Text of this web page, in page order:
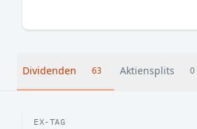
Dividenden 63 Aktiensplits 0
EX-TAG